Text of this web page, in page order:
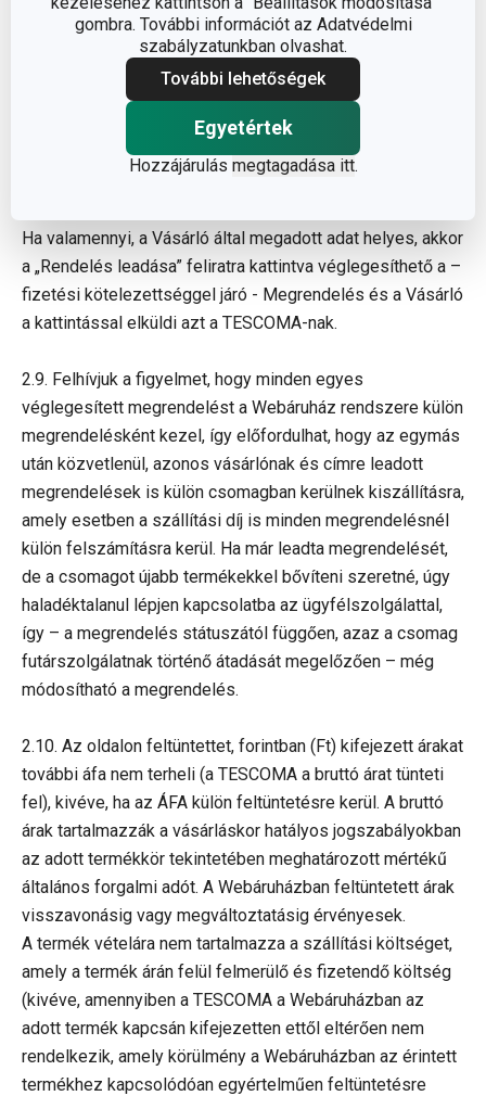
gombra. További információt az Adatvédelmi
szabályzatunkban olvashat.
További lehetőségek
Egyetértek
Hozzájárulás megtagadása itt.
módot. Ezt követően a „Tovább a szállítás részleteihez”
gombra kattintva jut el a következő oldalra, amely –
ellenőrzés céljából - a rendelés összegzését tartalmazza
(megrendelt termék, darabszám, szállítási és fizetési
mód.) Ezen az oldalon kell megadnia a kapcsolati adatait,
illetve, ha regisztrált Vásárló, akkor be tud lépni. Ezen az
oldalon kell bejelölni az ÁSZF megismerését, illetve az
Ha valamennyi, a Vásárló által megadott adat helyes, akkor
a „Rendelés leadása” feliratra kattintva véglegesíthető a –
fizetési kötelezettséggel járó - Megrendelés és a Vásárló
a kattintással elküldi azt a TESCOMA-nak.
2.9. Felhívjuk a figyelmet, hogy minden egyes
véglegesített megrendelést a Webáruház rendszere külön
megrendelésként kezel, így előfordulhat, hogy az egymás
után közvetlenül, azonos vásárlónak és címre leadott
megrendelések is külön csomagban kerülnek kiszállításra,
amely esetben a szállítási díj is minden megrendelésnél
külön felszámításra kerül. Ha már leadta megrendelését,
de a csomagot újabb termékekkel bővíteni szeretné, úgy
haladéktalanul lépjen kapcsolatba az ügyfélszolgálattal,
így – a megrendelés státuszától függően, azaz a csomag
futárszolgálatnak történő átadását megelőzően – még
módosítható a megrendelés.
2.10. Az oldalon feltüntettet, forintban (Ft) kifejezett árakat
további áfa nem terheli (a TESCOMA a bruttó árat tünteti
fel), kivéve, ha az ÁFA külön feltüntetésre kerül. A bruttó
árak tartalmazzák a vásárláskor hatályos jogszabályokban
az adott termékkör tekintetében meghatározott mértékű
általános forgalmi adót. A Webáruházban feltüntetett árak
visszavonásig vagy megváltoztatásig érvényesek.
A termék vételára nem tartalmazza a szállítási költséget,
amely a termék árán felül felmerülő és fizetendő költség
(kivéve, amennyiben a TESCOMA a Webáruházban az
adott termék kapcsán kifejezetten ettől eltérően nem
rendelkezik, amely körülmény a Webáruházban az érintett
termékhez kapcsolódóan egyértelműen feltüntetésre